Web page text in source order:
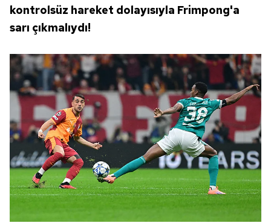
kontrolsüz hareket dolayısıyla Frimpong'a
sarı çıkmalıydı!